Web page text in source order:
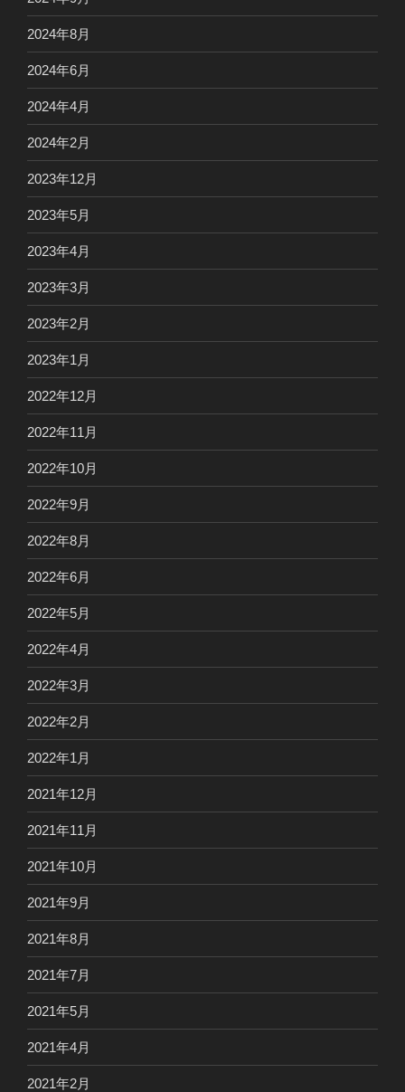
2024年8月
2024年6月
2024年4月
2024年2月
2023年12月
2023年5月
2023年4月
2023年3月
2023年2月
2023年1月
2022年12月
2022年11月
2022年10月
2022年9月
2022年8月
2022年6月
2022年5月
2022年4月
2022年3月
2022年2月
2022年1月
2021年12月
2021年11月
2021年10月
2021年9月
2021年8月
2021年7月
2021年5月
2021年4月
2021年2月